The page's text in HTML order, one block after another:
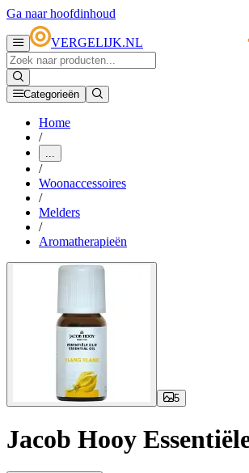
Ga naar hoofdinhoud
VERGELIJK.NL
Categorieën
Home
/
...
/
Woonaccessoires
/
Melders
/
Aromatherapieën
5
Jacob Hooy